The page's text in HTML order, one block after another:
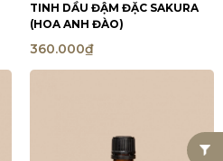
TINH DẦU ĐẬM ĐẶC SAKURA
(HOA ANH ĐÀO)
360.000₫